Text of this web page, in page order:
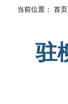
当前位置： 首页
驻